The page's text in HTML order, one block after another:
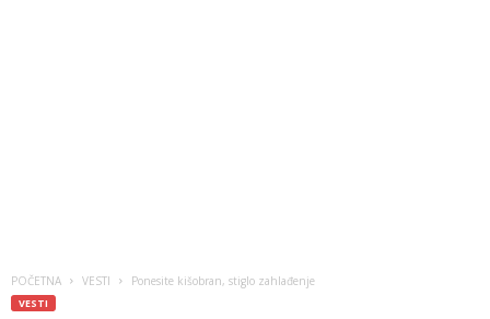
POČETNA VESTI Ponesite kišobran, stiglo zahlađenje
VESTI